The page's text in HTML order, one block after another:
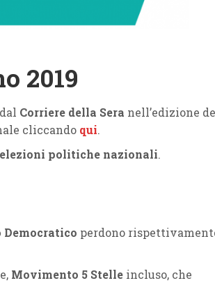
2019
Corriere della Sera nell’edizione
cliccando qui.
elezioni politiche nazionali.
perdono
Movimento 5 Stelle incluso, che